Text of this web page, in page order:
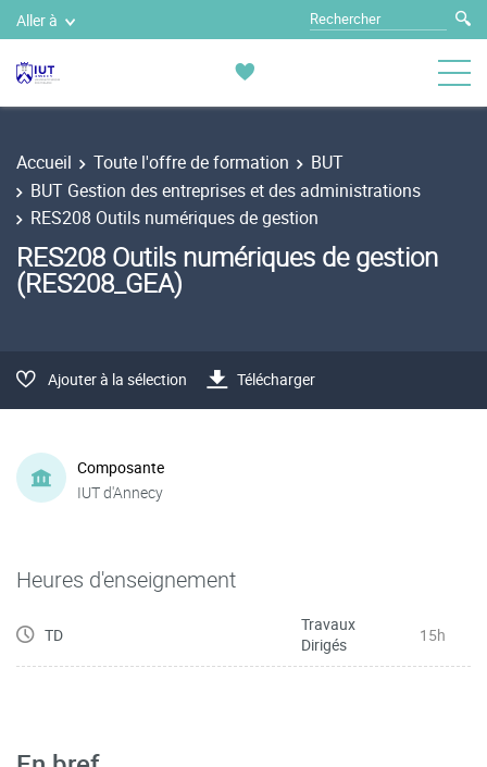
Aller à
Accueil Toute l'offre de formation
BUT
BUT Gestion des entreprises et des administrations
RES208 Outils numériques de gestion
RES208 Outils numériques de gestion
(RES208_GEA)
Ajouter à la sélection Télécharger
Composante
IUT d'Annecy
Heures d'enseignement
TD
Travaux
Dirigés
15h